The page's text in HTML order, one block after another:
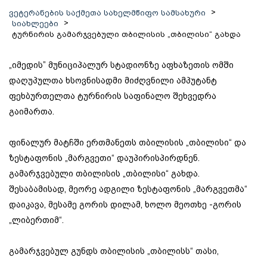
ვეტერანების საქმეთა სახელმწიფო სამსახური
>
სიახლეები
>
ტურნირის გამარჯვებული თბილისის „თბილისი“ გახდა
„იმედის” მუნიციპალურ სტადიონზე აფხაზეთის ომში
დაღუპულთა ხსოვნისადმი მიძღვნილი ამპუტანტ
ფეხბურთელთა ტურნირის საფინალო შეხვედრა
გაიმართა.
ფინალურ მატჩში ერთმანეთს თბილისის „თბილისი“ და
ზესტაფონის „მარგვეთი“ დაუპირისპირდნენ.
გამარჯვებული თბილისის „თბილისი“ გახდა.
შესაბამისად, მეორე ადგილი ზესტაფონის „მარგვეთმა“
დაიკავა, მესამე გორის დილამ, ხოლო მეოთხე -გორის
„ლიბერთიმ“.
გამარჯვებულ გუნდს თბილისის „თბილისს“ თასი,